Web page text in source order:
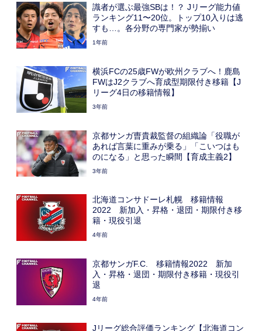
高校サッカー
動画
識者が選ぶ最強SBは！？ Jリーグ能力値
ランキング11〜20位。トップ10入りは逃
すも…。各分野の専門家が勢揃い
1年前
横浜FCの25歳FWが欧州クラブへ！鹿島
FWはJ2クラブへ育成型期限付き移籍【J
リーグ4日の移籍情報】
3年前
京都サンガ曺貴裁監督の組織論「役職が
あれば言葉に重みが乗る」「こいつはも
のになる」と思った瞬間【育成主義2】
3年前
北海道コンサドーレ札幌 移籍情報
2022 新加入・昇格・退団・期限付き移
籍・現役引退
4年前
京都サンガF.C. 移籍情報2022 新加
入・昇格・退団・期限付き移籍・現役引
退
4年前
Jリーグ総合評価ランキング【北海道コン